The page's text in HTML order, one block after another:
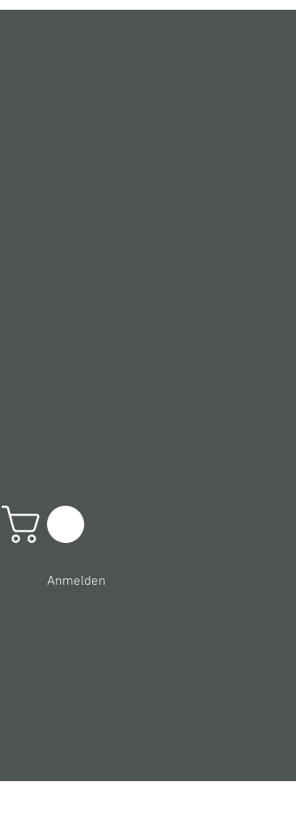
Anmelden